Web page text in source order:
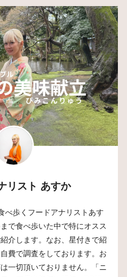
リスト あすか
べ歩くフードアナリストあす
で食べ歩いた中で特にオスス
介します。なお、星付きで紹
費で調査をしております。お
一切頂いておりません。「ニ